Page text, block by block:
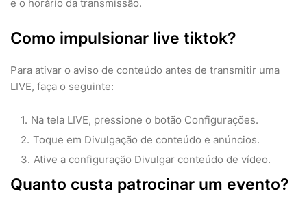
e o horário da transmissão.
Como impulsionar live tiktok?
Para ativar o aviso de conteúdo antes de transmitir uma
LIVE, faça o seguinte:
Na tela LIVE, pressione o botão Configurações.
Toque em Divulgação de conteúdo e anúncios.
Ative a configuração Divulgar conteúdo de vídeo.
Quanto custa patrocinar um evento?